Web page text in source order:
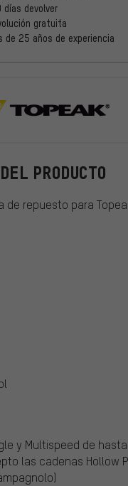
PRODUCTO
de repuesto para
y Multispeed de
las cadenas Hollow
días devolver
gratuita
de 25 años de experiencia